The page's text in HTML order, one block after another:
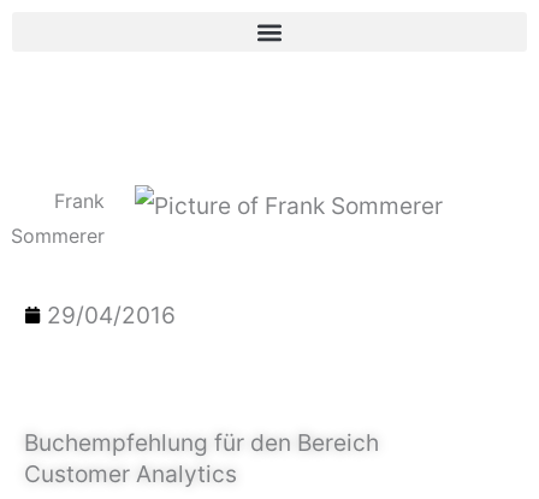
Frank
Sommerer
29/04/2016
Buchempfehlung für den Bereich
Customer Analytics